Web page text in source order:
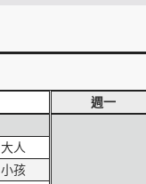
大人
小孩
週一